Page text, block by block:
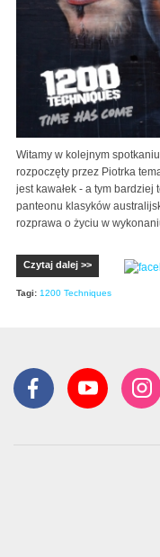
Witamy w kolejnym
rozpoczęty przez Piotrka
jest kawałek - a tym
panteonu klasyków
rozprawa o życiu w
Czytaj dalej >>
Tagi: 1200 Techniques